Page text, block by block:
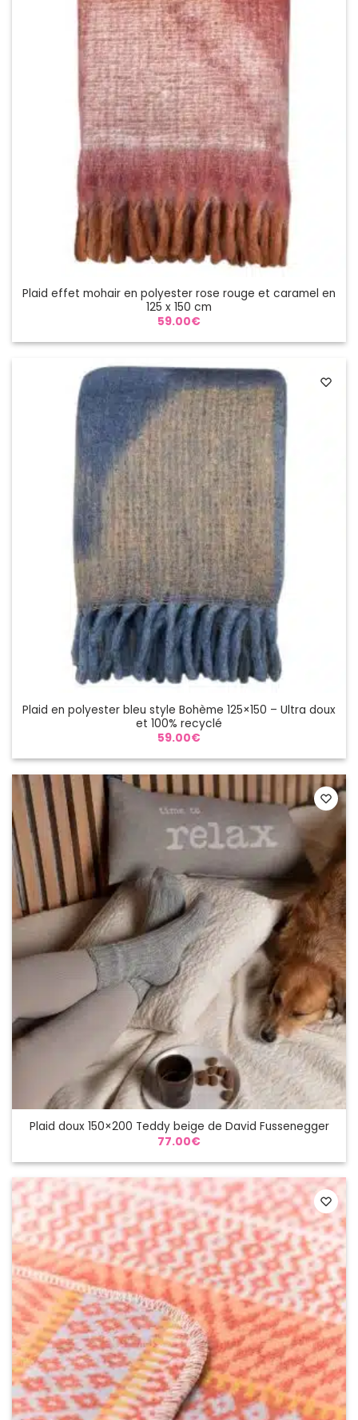
Plaid effet mohair en polyester rose rouge et caramel en
125 x 150 cm
59.00€
Plaid en polyester bleu style Bohème 125×150 – Ultra doux
et 100% recyclé
59.00€
Plaid doux 150×200 Teddy beige de David Fussenegger
77.00€